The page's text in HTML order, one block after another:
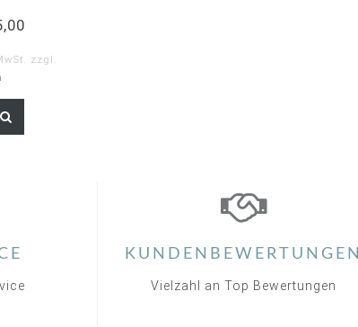
zzgl.
KUNDENBEWERTUNGEN
Vielzahl an Top Bewertungen